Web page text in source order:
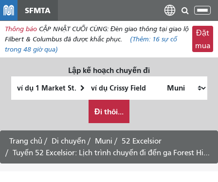
dung
SFMTA
đổi
Thông báo CẬP NHẬT CUỐI CÙNG: Đèn giao thông tại giao lộ
Filbert & Columbus đã được khắc phục.
(Thêm: 16 sựcố
trong 48 giờ qua)
Đặt
mua
Lập kế hoạch chuyến đi
thúc
muốn
đi
du
lịch
như
Đi thôi...
Trang chủ Di chuyển Muni
52 Excelsior
Tuyến 52 Excelsior: Lịch trình chuyến đi đến ga Forest Hill - Dịch vụ ngày thứ Bảy